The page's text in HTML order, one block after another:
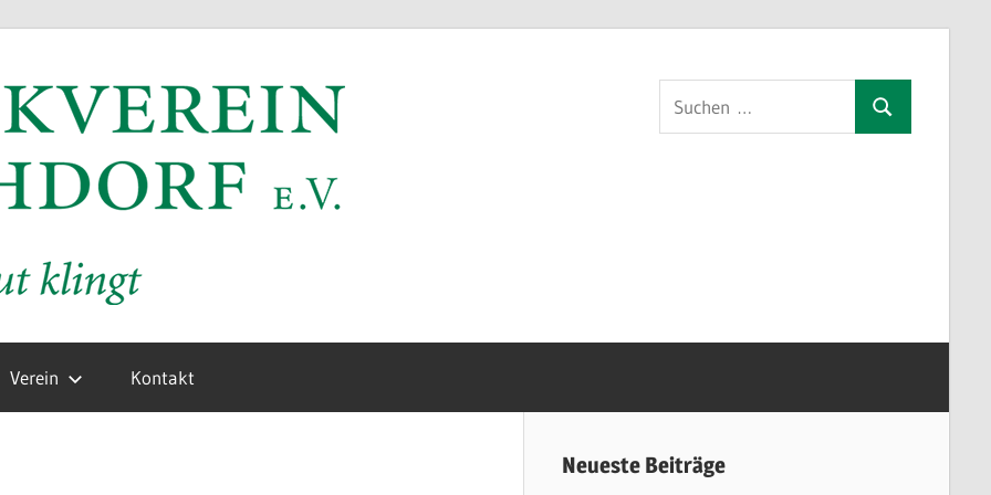
Suchen
nach:
Suchen
Verein Kontakt
Neueste Beiträge